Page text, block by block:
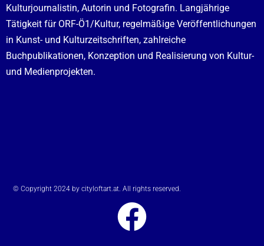
Kulturjournalistin, Autorin und Fotografin. Langjährige
Tätigkeit für ORF-Ö1/Kultur, regelmäßige Veröffentlichungen
in Kunst- und Kulturzeitschriften, zahlreiche
Buchpublikationen, Konzeption und Realisierung von Kultur-
und Medienprojekten.
© Copyright 2024 by cityloftart.at. All rights reserved.